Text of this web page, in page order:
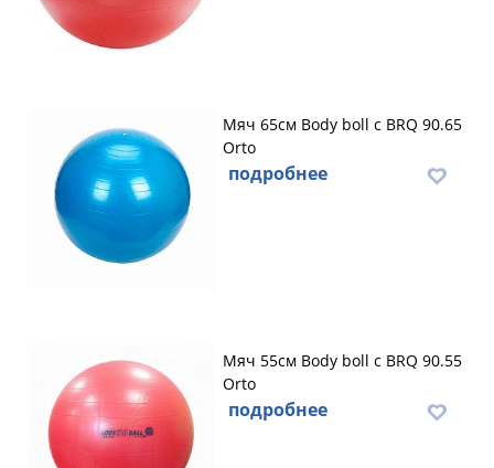
Мяч 65см Body boll с BRQ 90.65
Orto
подробнее
Мяч 55см Body boll с BRQ 90.55
Orto
подробнее